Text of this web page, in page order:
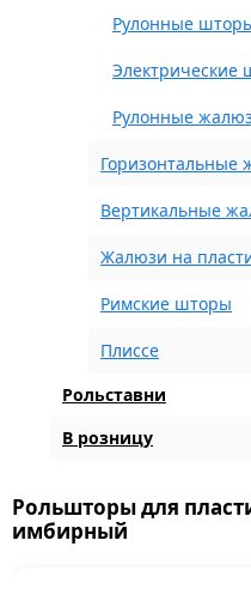
Рулонные
Электрические
Рулонные
Горизонтальные
Вертикальные
Жалюзи на
Римские шторы
Плиссе
Рольставни
В розницу
Рольшторы для
имбирный